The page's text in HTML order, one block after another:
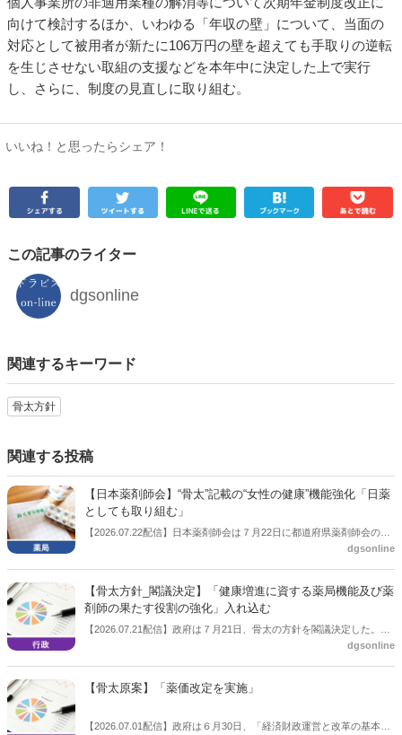
向けて検討するほか、いわゆる「年収の壁」について、当面の
対応として被用者が新たに106万円の壁を超えても手取りの逆転
を生じさせない取組の支援などを本年中に決定した上で実行
し、さらに、制度の見直しに取り組む。
いいね！と思ったらシェア！
この記事のライター
dgsonline
関連するキーワード
骨太方針
関連する投稿
【日本薬剤師会】“骨太”記載の“女性の健康”機能強化「日薬
としても取り組む」
【2026.07.22配信】日本薬剤師会は７月22日に都道府県薬剤師会の会
長協議会を開催した。この中で先ごろ閣議決定した「骨太方針」の内
日薬としても取り組んでいくとの考えを示した。
dgsonline
【骨太方針_閣議決定】「健康増進に資する薬局機能及び薬
剤師の果たす役割の強化」入れ込む
【2026.07.21配信】政府は７月21日、骨太の方針を閣議決定した。薬
局、薬剤師に関しては、「地域住民の健康増進に資する薬局機能及び
dgsonline
【骨太原案】「薬価改定を実施」
【2026.07.01配信】政府は６月30日、「経済財政運営と改革の基本方